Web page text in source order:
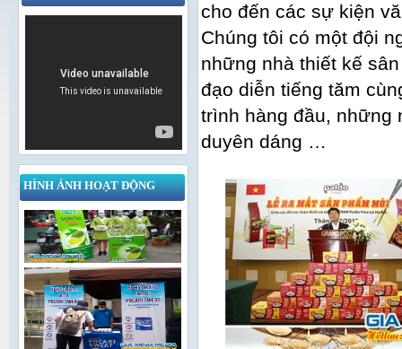
HÌNH ẢNH HOẠT ĐỘNG
cho đến các sự kiện
Chúng tôi có một đội
những nhà thiết kế
đạo diễn tiếng tăm
trình hàng đầu, những
duyên dáng …